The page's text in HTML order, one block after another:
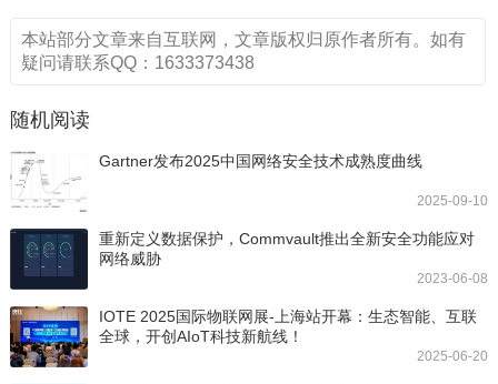
本站部分文章来自互联网，文章版权归原作者所有。如有
疑问请联系QQ：1633373438
随机阅读
Gartner发布2025中国网络安全技术成熟度曲线
2025-09-10
重新定义数据保护，Commvault推出全新安全功能应对
网络威胁
2023-06-08
IOTE 2025国际物联网展-上海站开幕：生态智能、互联
全球，开创AIoT科技新航线！
2025-06-20